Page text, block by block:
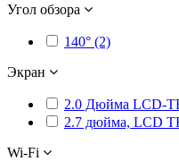
Угол обзора
140° (2)
Экран
2.0 Дюйма LCD-
2.7 дюйма, LCD
Wi-Fi